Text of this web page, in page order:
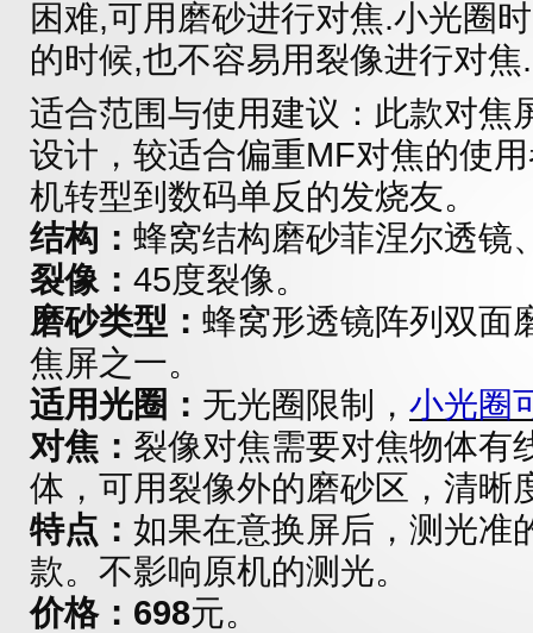
困难,可用磨砂进行对焦.小光圈
的时候,也不容易用裂像进行对焦.
适合范围与使用建议：此款对焦
设计，较适合偏重MF对焦的使
机转型到数码单反的发烧友。
结构： 蜂窝结构磨砂菲涅尔透镜
裂像： 45度裂像。
磨砂类型： 蜂窝形透镜阵列双面
焦屏之一。
适用光圈： 无光圈限制， 小光圈
对焦： 裂像对焦需要对焦物体有
体，可用裂像外的磨砂区，清晰
特点： 如果在意换屏后，测光准
款。不影响原机的测光。
价格：698元。